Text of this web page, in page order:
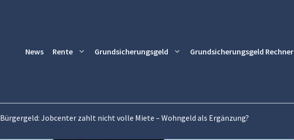
News Rente Grundsicherungsgeld Grundsicherungsgeld Rechner
Bürgergeld: Jobcenter zahlt nicht volle Miete – Wohngeld als Ergänzung?